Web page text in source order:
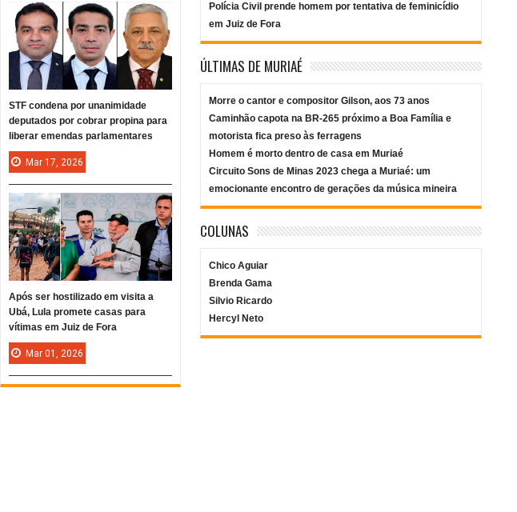
Polícia Civil prende homem por tentativa de feminicídio
em Juiz de Fora
ÚLTIMAS DE MURIAÉ
Morre o cantor e compositor Gilson, aos 73 anos
Caminhão capota na BR-265 próximo a Boa Família e
motorista fica preso às ferragens
Homem é morto dentro de casa em Muriaé
Circuito Sons de Minas 2023 chega a Muriaé: um
emocionante encontro de gerações da música mineira
COLUNAS
Chico Aguiar
Brenda Gama
Silvio Ricardo
Hercyl Neto
STF condena por unanimidade
deputados por cobrar propina para
liberar emendas parlamentares
Mar 17, 2026
Após ser hostilizado em visita a
Ubá, Lula promete casas para
vítimas em Juiz de Fora
Mar 01, 2026